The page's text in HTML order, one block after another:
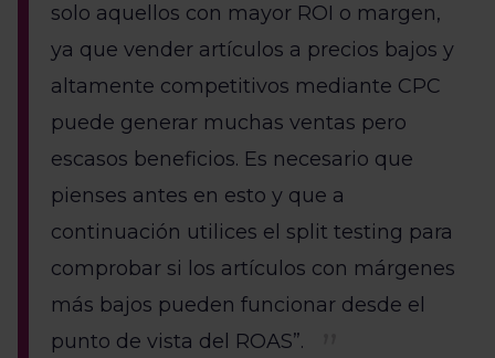
solo aquellos con mayor ROI o margen,
ya que vender artículos a precios bajos y
altamente competitivos mediante CPC
puede generar muchas ventas pero
escasos beneficios. Es necesario que
pienses antes en esto y que a
continuación utilices el split testing para
comprobar si los artículos con márgenes
más bajos pueden funcionar desde el
punto de vista del ROAS”.